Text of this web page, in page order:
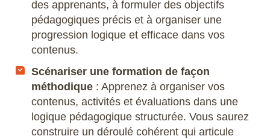
des apprenants, à formuler des objectifs
pédagogiques précis et à organiser une
progression logique et efficace dans vos
contenus.
Scénariser une formation de façon
méthodique: Apprenez à organiser vos
contenus, activités et évaluations dans une
logique pédagogique structurée. Vous saurez
construire un déroulé cohérent qui articule